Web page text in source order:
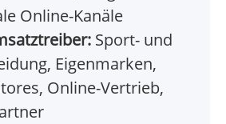
Online-Kanäle
Sport- und
Eigenmarken,
Online-Vertrieb,